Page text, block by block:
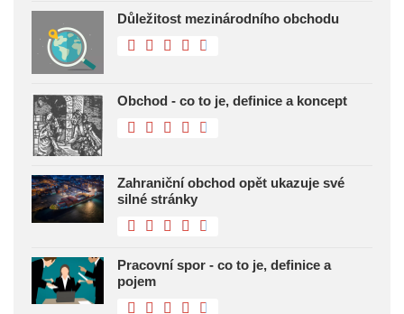
Důležitost mezinárodního obchodu
Obchod - co to je, definice a koncept
Zahraniční obchod opět ukazuje své
silné stránky
Pracovní spor - co to je, definice a
pojem